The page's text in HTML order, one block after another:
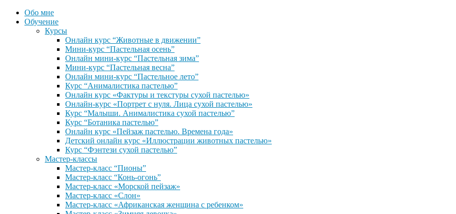
Обо мне
Обучение
Курсы
Онлайн курс “Животные в движении”
Мини-курс “Пастельная осень”
Онлайн мини-курс “Пастельная зима”
Мини-курс “Пастельная весна”
Онлайн мини-курс “Пастельное лето”
Курс “Анималистика пастелью”
Онлайн курс «Фактуры и текстуры сухой пастелью»
Онлайн-курс «Портрет с нуля. Лица сухой пастелью»
Курс “Малыши. Анималистика сухой пастелью”
Курс “Ботаника пастелью”
Онлайн курс «Пейзаж пастелью. Времена года»
Детский онлайн курс «Иллюстрации животных пастелью»
Курс “Фэнтези сухой пастелью”
Мастер-классы
Мастер-класс “Пионы”
Мастер-класс “Конь-огонь”
Мастер-класс «Морской пейзаж»
Мастер-класс «Слон»
Мастер-класс «Африканская женщина с ребенком»